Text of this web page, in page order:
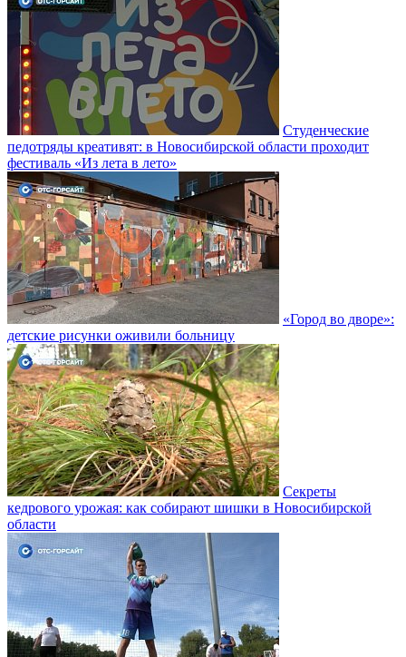
Студенческие
педотряды креативят: в Новосибирской области проходит
фестиваль «Из лета в лето»
«Город во дворе»:
детские рисунки оживили больницу
Секреты
кедрового урожая: как собирают шишки в Новосибирской
области